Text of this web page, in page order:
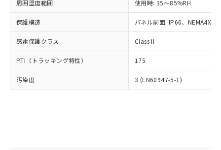
周囲湿度範囲 使用時: 35～85%RH
保護構造 パネル前面: IP66、NEMA4X,
感電保護クラス Class II
PTI（トラッキング特性） 175
汚染度 3 (EN60947-5-1)
ムロン制御機器販売店・当社販売員に
オムロン制御機器販売店や当社販売拠
販売ネットワーク
」をご確認
ください。
在庫状況および標準価格結果を当社の
事前の承諾なく第三者に漏洩または開
マイパーツ機能（部品リスト作成サー
および当社の共同利用者が、当社の製
(DIBP) 1000ppm以下
フタル酸エステル類の４物質については閾値を超える意
図的な使用がないことを確認しています。
※2 対応予定月
部品在庫の切り替え状況などにより、予定
月が前後することがあります。
ル) : 1000ppm、
DEHP(フタル酸ビス(2-エチルヘキシル)) : 1000ppm
※2 環境保護使用期限
「ｅ」：有害物質（10物質）のすべてが基
準値以下であることを示します。
「10」：通常の使用状況下において有害物
質が外部に漏えいし、環境に深刻な影響を
ル、化学兵器、生物兵器またはその他
武器並びにこれらの製造装置等に一切
使用いたしません。
当社は、貴社製品を第三者に販売する
場合は、上記1、2および3の内容を当
該第三者に通知します。また当社は、
販売先および販売に係わる関係者が違
法に輸出するおそれがある場合は、取
在庫なし(最新の在庫状況につ
いては、お客様のお取引先、ま
たはお客様担当のオムロン制御
機器販売店・当社販売員にご確
認ください)
受注生産機種、また在庫状況の